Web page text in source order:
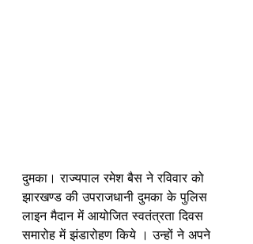
दुमका। राज्यपाल रमेश बैस ने रविवार को
झारखण्ड की उपराजधानी दुमका के पुलिस
लाइन मैदान में आयोजित स्वतंत्रता दिवस
समारोह में झंडारोहण किये । उन्हों ने अपने